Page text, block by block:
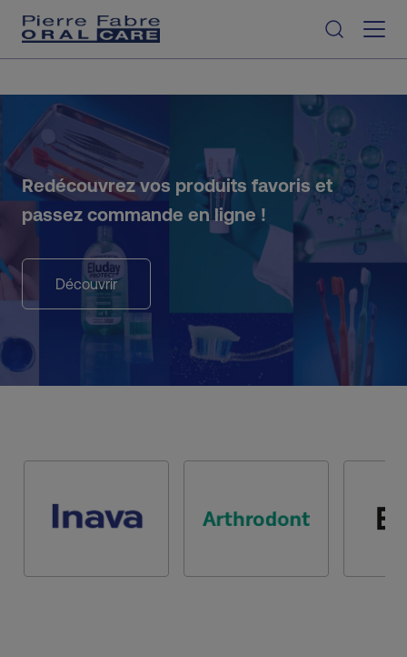
Redécouvrez vos produits favoris et
passez commande en ligne !
Découvrir